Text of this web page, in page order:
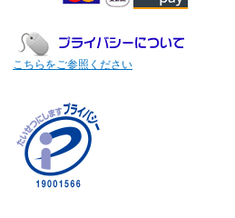
こちらをご参照ください